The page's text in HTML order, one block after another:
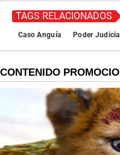
TAGS RELACIONADOS
Caso Anguía Poder Judicial